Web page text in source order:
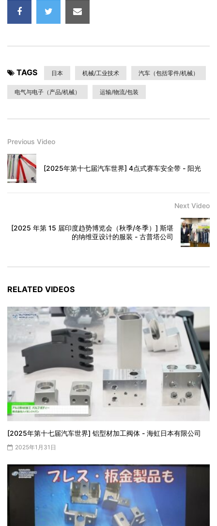
TAGS 日本 机械/工业技术 汽车（包括零件/机械）
电气与电子（产品/机械） 运输/物流/包装
Previous Video
[2025年第十七届汽车世界] 4点式赛车安全带 - 阳光
Next Video
[2025 年第 15 届印度趋势博览会（秋季/冬季）] 斯堪
的纳维亚设计的服装 - 古普塔公司
RELATED VIDEOS
[2025年第十七届汽车世界] 铝型材加工阀体 - 海虹日本有限公司
2025年1月31日